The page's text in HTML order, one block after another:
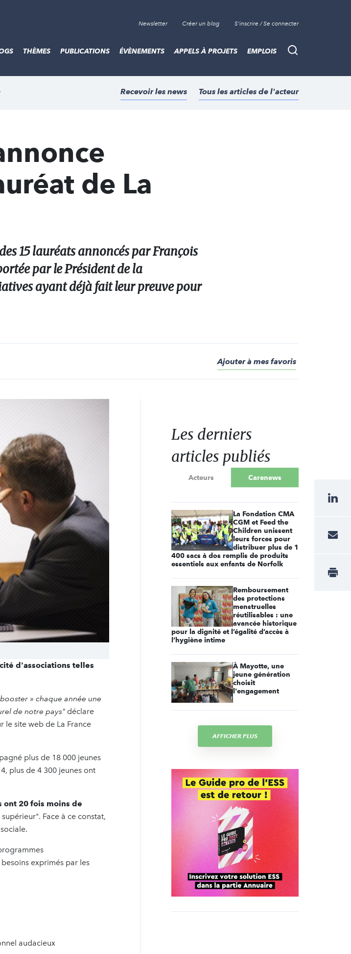
Newsletter Créer un blog S'inscrire / Se connecter
Recherche
THÈMES PUBLICATIONS ÉVÈNEMENTS APPELS À PROJETS EMPLOIS
Recevoir les news Tous les articles de l'acteur
de La
15 lauréats annoncés par François
par le Président de la
ayant déjà fait leur preuve pour
Ajouter à mes favoris
d'associations telles
» chaque année une
de notre pays" déclare
le site web de La France
plus de 18 000 jeunes
plus de 4 300 jeunes ont
ont 20 fois moins de
Face à ce constat,
exprimés par les
audacieux
Les derniers
articles publiés
Acteurs Carenews
La Fondation CMA
CGM et Feed the
Children unissent
leurs forces pour
distribuer plus de 1
400 sacs à dos remplis de produits
essentiels aux enfants de Norfolk
Remboursement
des protections
menstruelles
réutilisables : une
avancée historique
pour la dignité et l’égalité d’accès à
l’hygiène intime
À Mayotte, une
jeune génération
choisit
l'engagement
AFFICHER PLUS